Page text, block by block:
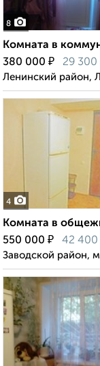
8
Комната в
380 000 ₽ 29 300
Ленинский район,
4
Комната в
550 000 ₽ 42 400
Заводской район,